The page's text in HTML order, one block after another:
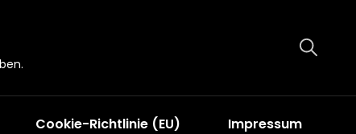
Cookie-Richtlinie (EU) Impressum